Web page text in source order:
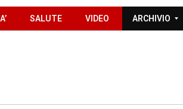
SALUTE VIDEO ARCHIVIO